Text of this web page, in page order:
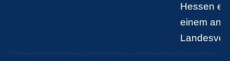
Hessen
einem